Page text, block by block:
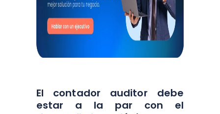
El contador auditor debe
estar a la par con el